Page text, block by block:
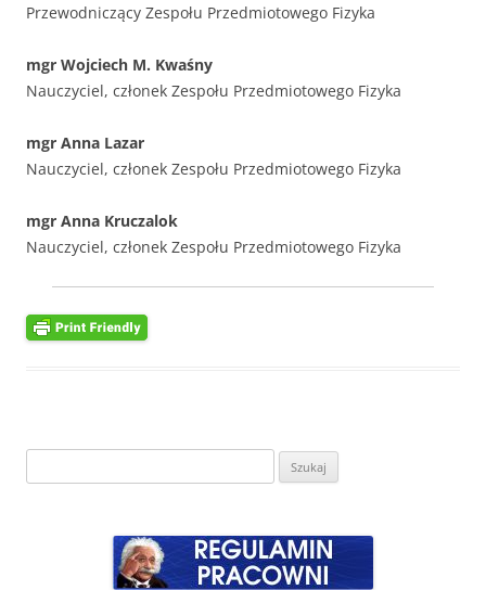
Przewodniczący Zespołu Przedmiotowego Fizyka
mgr Wojciech M. Kwaśny
Nauczyciel, członek Zespołu Przedmiotowego Fizyka
mgr Anna Lazar
Nauczyciel, członek Zespołu Przedmiotowego Fizyka
mgr Anna Kruczalok
Nauczyciel, członek Zespołu Przedmiotowego Fizyka